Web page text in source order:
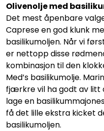
Olivenolje med
Det mest åpenbare
Caprese en god klunk
basilikumoljen. Når vi
er nettopp disse
kombinasjon til den
Med’s basilikumolje.
fjærkre vil ha godt av litt
lage en
få det lille ekstra kicket
basilikumoljen.